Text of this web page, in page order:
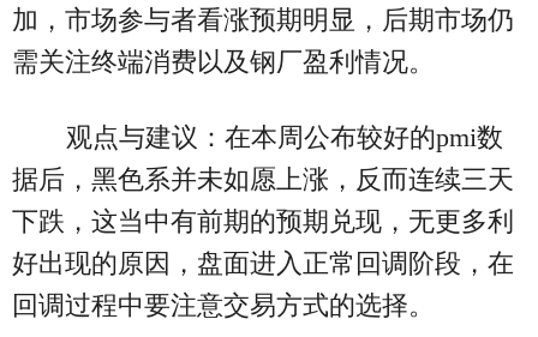
加，市场参与者看涨预期明显，后期市场仍
需关注终端消费以及钢厂盈利情况。
观点与建议：在本周公布较好的pmi数
据后，黑色系并未如愿上涨，反而连续三天
下跌，这当中有前期的预期兑现，无更多利
好出现的原因，盘面进入正常回调阶段，在
回调过程中要注意交易方式的选择。